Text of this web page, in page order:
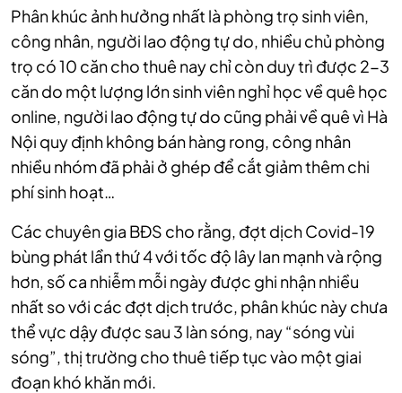
Phân khúc ảnh hưởng nhất là phòng trọ sinh viên,
công nhân, người lao động tự do, nhiều chủ phòng
trọ có 10 căn cho thuê nay chỉ còn duy trì được 2-3
căn do một lượng lớn sinh viên nghỉ học về quê học
online, người lao động tự do cũng phải về quê vì Hà
Nội quy định không bán hàng rong, công nhân
nhiều nhóm đã phải ở ghép để cắt giảm thêm chi
phí sinh hoạt…
Các chuyên gia BĐS cho rằng, đợt dịch Covid-19
bùng phát lần thứ 4 với tốc độ lây lan mạnh và rộng
hơn, số ca nhiễm mỗi ngày được ghi nhận nhiều
nhất so với các đợt dịch trước, phân khúc này chưa
thể vực dậy được sau 3 làn sóng, nay “sóng vùi
sóng”, thị trường cho thuê tiếp tục vào một giai
đoạn khó khăn mới.